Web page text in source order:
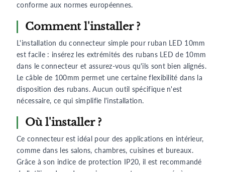
conforme aux normes européennes.
Comment l'installer ?
L'installation du connecteur simple pour ruban LED 10mm
est facile : insérez les extrémités des rubans LED de 10mm
dans le connecteur et assurez-vous qu'ils sont bien alignés.
Le câble de 100mm permet une certaine flexibilité dans la
disposition des rubans. Aucun outil spécifique n'est
nécessaire, ce qui simplifie l'installation.
Où l'installer ?
Ce connecteur est idéal pour des applications en intérieur,
comme dans les salons, chambres, cuisines et bureaux.
Grâce à son indice de protection IP20, il est recommandé